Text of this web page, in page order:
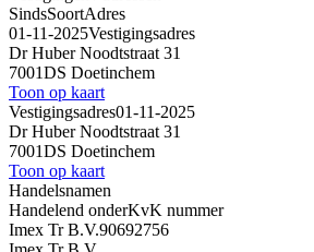
SindsSoortAdres
01-11-2025Vestigingsadres
Dr Huber Noodtstraat 31
7001DS Doetinchem
Toon op kaart
Vestigingsadres01-11-2025
Dr Huber Noodtstraat 31
7001DS Doetinchem
Toon op kaart
Handelsnamen
Handelend onderKvK nummer
Imex Tr B.V.90692756